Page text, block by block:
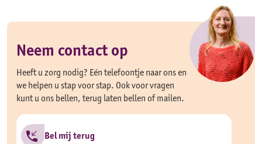
Neem contact op
Heeft u zorg nodig? Eén telefoontje naar ons en
we helpen u stap voor stap. Ook voor vragen
kunt u ons bellen, terug laten bellen of mailen.
Bel mij terug